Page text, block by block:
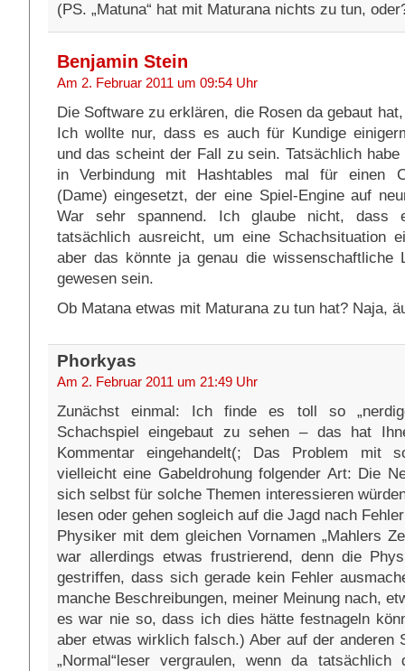
(PS. „Matuna“ hat mit Maturana nichts zu tun,
Benjamin Stein
Am 2. Februar 2011 um 09:54 Uhr
Die Software zu erklären, die Rosen da gebaut
Ich wollte nur, dass es auch für Kundige
und das scheint der Fall zu sein. Tatsächlich
in Verbindung mit Hashtables mal für einen
(Dame) eingesetzt, der eine Spiel-Engine auf
War sehr spannend. Ich glaube nicht, dass
tatsächlich ausreicht, um eine Schachsituation
aber das könnte ja genau die wissenschaftliche
gewesen sein.
Ob Matana etwas mit Maturana zu tun hat? Naja,
Phorkyas
Am 2. Februar 2011 um 21:49 Uhr
Zunächst einmal: Ich finde es toll so
Schachspiel eingebaut zu sehen – das hat
Kommentar eingehandelt(; Das Problem mit
vielleicht eine Gabeldrohung folgender Art: Die
sich selbst für solche Themen interessieren
lesen oder gehen sogleich auf die Jagd nach
Physiker mit dem gleichen Vornamen „Mahlers
war allerdings etwas frustrierend, denn die
gestriffen, dass sich gerade kein Fehler
manche Beschreibungen, meiner Meinung nach,
es war nie so, dass ich dies hätte festnageln
aber etwas wirklich falsch.) Aber auf der anderen
„Normal“leser vergraulen, wenn da tatsächlich